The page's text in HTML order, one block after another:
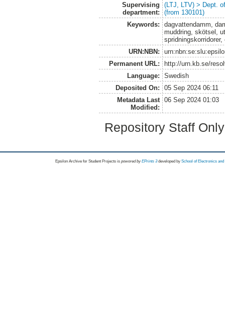
Supervising
department:
(LTJ, LTV) > Dept.
(from 130101)
Keywords:
dagvattendamm,
muddring, skötsel,
URN:NBN:
Permanent URL:
http://urn.kb.se/
Language:
Swedish
Deposited On:
05 Sep 2024 06:11
Metadata Last
Modified:
06 Sep 2024 01:03
Repository Staff
Epsilon Archive for Student Projects is powored byEPrints 3 developed by School of Electronics